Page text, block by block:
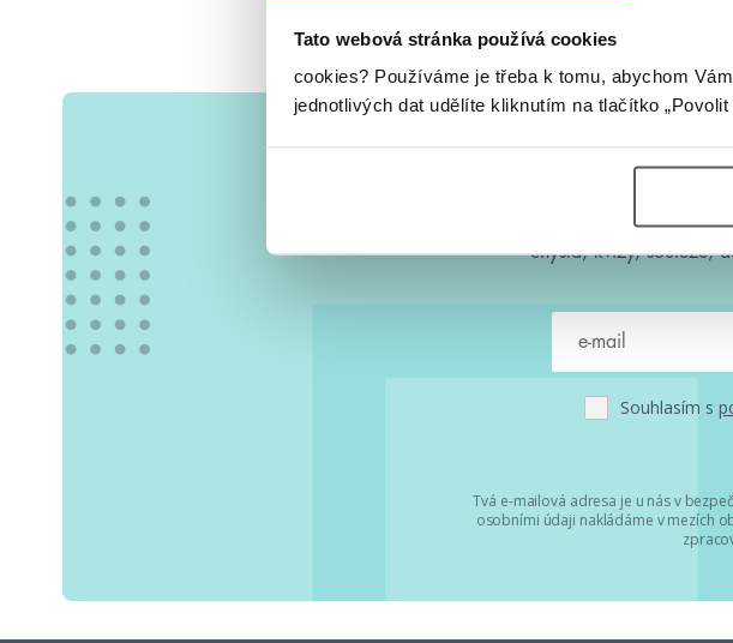
Tato webová stránka používá cookies
cookies? Používáme je třeba k tomu, abychom
jednotlivých dat udělíte kliknutím na tlačítko „Povolit
Vše kolem #youngadult
chystá, kvízy, soutěže,
Souhlasím s
Tvá e-mailová adresa je u nás v
osobními údaji nakládáme v mezích